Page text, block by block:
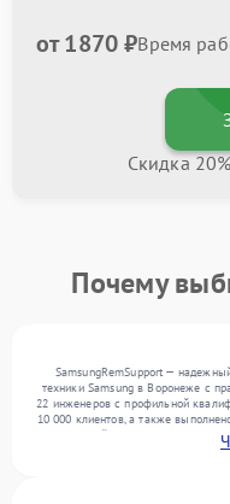
от 1870 ₽Время
Скидка
Почему
SamsungRemSupport —
техники Samsung в Воронеже с
22 инженеров с профильной
10 000 клиентов, а также
сервисный центр поступает от
любой сложности и гарантируем